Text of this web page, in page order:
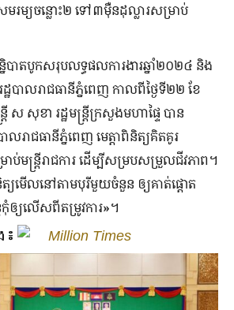
មរម្យចន្លោះ២ ទៅ៣ម៉ឺនដុល្លារសម្រាប់
ាតបូកសរុបលទ្ធផលការងារឆ្នាំ២០២៤ និង
បាលរាជធានីភ្នំពេញ កាលពីថ្ងៃទី២២ ខែ
ស សុខា រដ្ឋមន្ដ្រីក្រសួងមហាផ្ទៃ បាន
ាលរាជធានីភ្នំពេញ មេត្តាពិនិត្យគិតគូរ
ប់មន្ដ្រីរាជការដើម្បីសម្របសម្រួលជីវភាព។
យមើលនៅតាមបុរីមួយចំនួន ឲ្យគាត់ផ្ដោត
កុំឲ្យលើសពីតម្រូវការ»។
៖ Million Times